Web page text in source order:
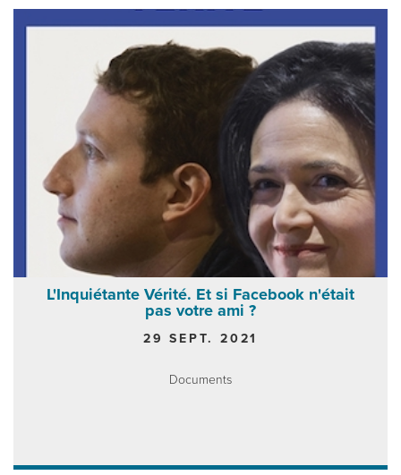
L'Inquiétante Vérité. Et si Facebook n'était
pas votre ami ?
29 SEPT. 2021
Documents